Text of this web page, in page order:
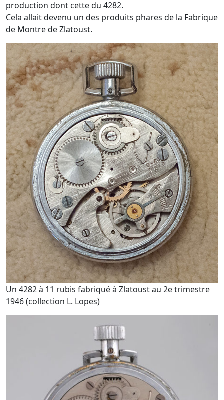
production dont cette du 4282.
Cela allait devenu un des produits phares de la Fabrique
de Montre de Zlatoust.
Un 4282 à 11 rubis fabriqué à Zlatoust au 2e trimestre
1946 (collection L. Lopes)